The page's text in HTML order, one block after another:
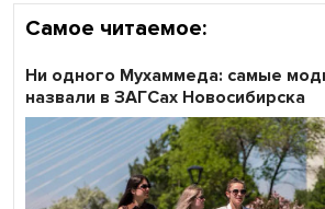
Самое читаемое:
Ни одного Мухаммеда: самые
назвали в ЗАГСах Новосибирска